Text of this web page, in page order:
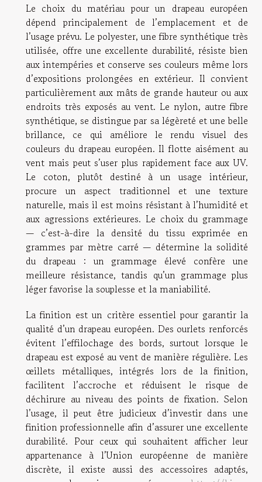
Le choix du matériau pour un drapeau européen
dépend principalement de l’emplacement et de
l’usage prévu. Le polyester, une fibre synthétique très
utilisée, offre une excellente durabilité, résiste bien
aux intempéries et conserve ses couleurs même lors
d’expositions prolongées en extérieur. Il convient
particulièrement aux mâts de grande hauteur ou aux
endroits très exposés au vent. Le nylon, autre fibre
synthétique, se distingue par sa légèreté et une belle
brillance, ce qui améliore le rendu visuel des
couleurs du drapeau européen. Il flotte aisément au
vent mais peut s’user plus rapidement face aux UV.
Le coton, plutôt destiné à un usage intérieur,
procure un aspect traditionnel et une texture
naturelle, mais il est moins résistant à l’humidité et
aux agressions extérieures. Le choix du grammage
— c’est-à-dire la densité du tissu exprimée en
grammes par mètre carré — détermine la solidité
du drapeau : un grammage élevé confère une
meilleure résistance, tandis qu’un grammage plus
léger favorise la souplesse et la maniabilité.
La finition est un critère essentiel pour garantir la
qualité d’un drapeau européen. Des ourlets renforcés
évitent l’effilochage des bords, surtout lorsque le
drapeau est exposé au vent de manière régulière. Les
œillets métalliques, intégrés lors de la finition,
facilitent l’accroche et réduisent le risque de
déchirure au niveau des points de fixation. Selon
l’usage, il peut être judicieux d’investir dans une
finition professionnelle afin d’assurer une excellente
durabilité. Pour ceux qui souhaitent afficher leur
appartenance à l’Union européenne de manière
discrète, il existe aussi des accessoires adaptés,